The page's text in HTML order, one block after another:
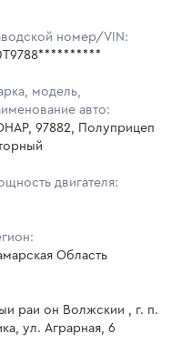
₽
Область
номер/VIN:
модель,
авто:
97882, Полуприцеп
двигателя:
Область
раи он Волжскии , г. п.
ул. Аграрная, 6